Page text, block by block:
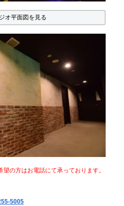
オ平面図を見る
の方はお電話にて承っております。
5005